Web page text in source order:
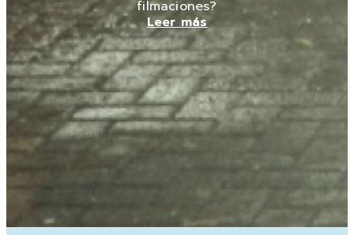
filmaciones?
Leer más